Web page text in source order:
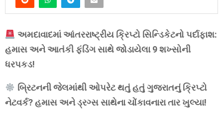
અમદાવાદમાં આંતરરાષ્ટ્રીય ક્રિપ્ટો સિન્ડિકેટનો પર્દાફાશ:
હમાસ અને આતંકી ફંડિંગ સાથે જોડાયેલા 9 શખ્સોની
ધરપકડ!
બ્રિટનની જેલમાંથી ઓપરેટ થતું હતું ગુજરાતનું ક્રિપ્ટો
નેટવર્ક? હમાસ અને ડ્રગ્સ સાથેના ચોંકાવનારા તાર ખુલ્યા!